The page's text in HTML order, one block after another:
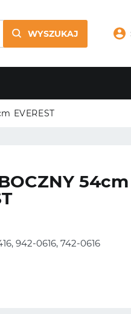
WYSZUKAJ
EVEREST
942-0616, 742-0616